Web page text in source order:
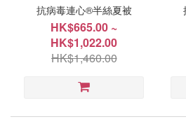
加大
抗病毒連心®半絲夏被
HK$665.00 ~
HK$1,022.00
HK$1,460.00